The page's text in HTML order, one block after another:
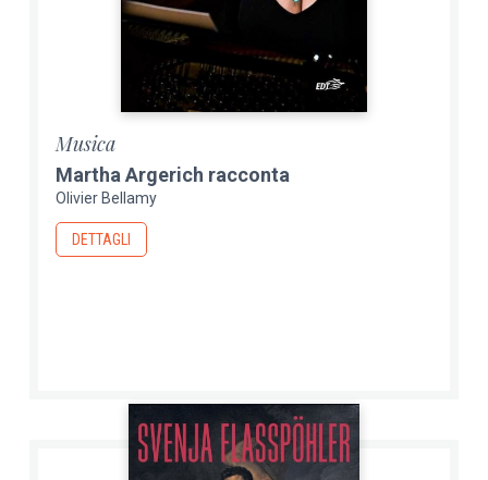
Musica
Martha Argerich racconta
Olivier Bellamy
DETTAGLI